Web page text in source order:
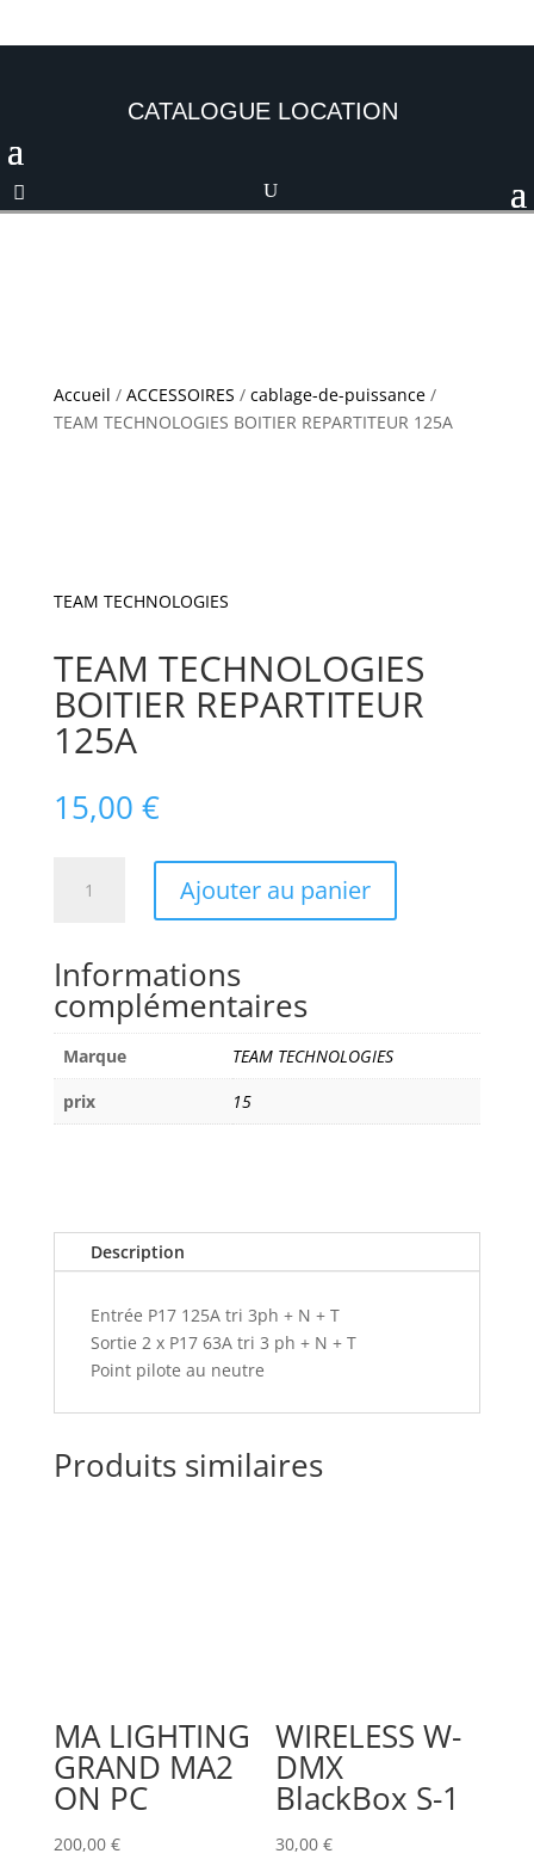
CATALOGUE LOCATION
Accueil / ACCESSOIRES / cablage-de-puissance/
TEAM TECHNOLOGIES BOITIER REPARTITEUR 125A
TEAM TECHNOLOGIES
TEAM TECHNOLOGIES
BOITIER REPARTITEUR
125A
15,00 €
BOITIER
REPARTITEUR
125A
Ajouter au panier
Informations
complémentaires
Marque
TEAM TECHNOLOGIES
prix
15
Description
Entrée P17 125A tri 3ph + N + T
Sortie 2 x P17 63A tri 3 ph + N + T
Point pilote au neutre
Produits similaires
MA LIGHTING
GRAND MA2
ON PC
200,00 €
WIRELESS W-
DMX
BlackBox S-1
30,00€